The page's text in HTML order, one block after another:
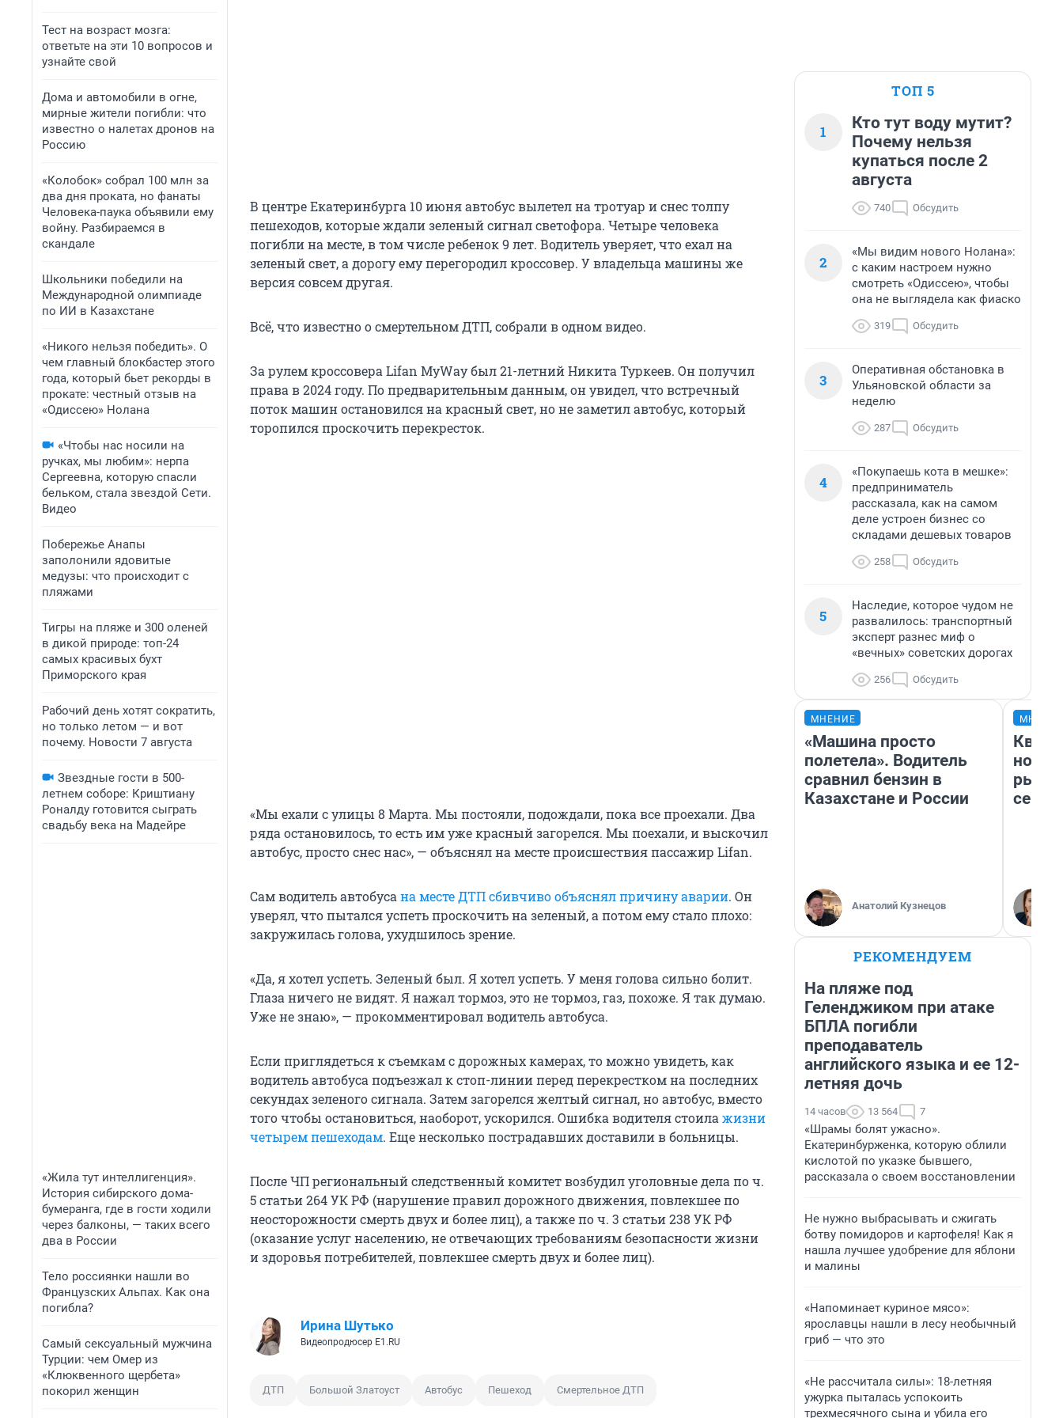
Тест на возраст мозга:
ответьте на эти 10 вопросов и
узнайте свой
Дома и автомобили в огне,
мирные жители погибли: что
известно о налетах дронов на
Россию
«Колобок» собрал 100 млн за
два дня проката, но фанаты
Человека-паука объявили ему
войну. Разбираемся в
скандале
Школьники победили на
Международной олимпиаде
по ИИ в Казахстане
«Никого нельзя победить». О
чем главный блокбастер этого
года, который бьет рекорды в
прокате: честный отзыв на
«Одиссею» Нолана
«Чтобы нас носили на
ручках, мы любим»: нерпа
Сергеевна, которую спасли
бельком, стала звездой Сети.
Видео
Побережье Анапы
заполонили ядовитые
медузы: что происходит с
пляжами
Тигры на пляже и 300 оленей
в дикой природе: топ-24
самых красивых бухт
Приморского края
Рабочий день хотят сократить,
но только летом — и вот
почему. Новости 7 августа
Звездные гости в 500-
летнем соборе: Криштиану
Роналду готовится сыграть
свадьбу века на Мадейре
«Жила тут интеллигенция».
История сибирского дома-
бумеранга, где в гости ходили
через балконы, — таких всего
два в России
Тело россиянки нашли во
Французских Альпах. Как она
погибла?
Самый сексуальный мужчина
Турции: чем Омер из
«Клюквенного щербета»
покорил женщин
В центре Екатеринбурга 10 июня автобус вылетел на тротуар и снес толпу
пешеходов, которые ждали зеленый сигнал светофора. Четыре человека
погибли на месте, в том числе ребенок 9 лет. Водитель уверяет, что ехал на
зеленый свет, а дорогу ему перегородил кроссовер. У владельца машины же
версия совсем другая.
Всё, что известно о смертельном ДТП, собрали в одном видео.
За рулем кроссовера Lifan MyWay был 21-летний Никита Туркеев. Он получил
права в 2024 году. По предварительным данным, он увидел, что встречный
поток машин остановился на красный свет, но не заметил автобус, который
торопился проскочить перекресток.
«Мы ехали с улицы 8 Марта. Мы постояли, подождали, пока все проехали. Два
ряда остановилось, то есть им уже красный загорелся. Мы поехали, и выскочил
автобус, просто снес нас», — объяснял на месте происшествия пассажир Lifan.
Сам водитель автобуса на месте ДТП сбивчиво объяснял причину аварии. Он
уверял, что пытался успеть проскочить на зеленый, а потом ему стало плохо:
закружилась голова, ухудшилось зрение.
«Да, я хотел успеть. Зеленый был. Я хотел успеть. У меня голова сильно болит.
Глаза ничего не видят. Я нажал тормоз, это не тормоз, газ, похоже. Я так думаю.
Уже не знаю», — прокомментировал водитель автобуса.
Если приглядеться к съемкам с дорожных камерах, то можно увидеть, как
водитель автобуса подъезжал к стоп-линии перед перекрестком на последних
секундах зеленого сигнала. Затем загорелся желтый сигнал, но автобус, вместо
того чтобы остановиться, наоборот, ускорился. Ошибка водителя стоила жизни
четырем пешеходам. Еще несколько пострадавших доставили в больницы.
После ЧП региональный следственный комитет возбудил уголовные дела по ч.
5 статьи 264 УК РФ (нарушение правил дорожного движения, повлекшее по
неосторожности смерть двух и более лиц), а также по ч. 3 статьи 238 УК РФ
(оказание услуг населению, не отвечающих требованиям безопасности жизни
и здоровья потребителей, повлекшее смерть двух и более лиц).
Ирина Шутько
Видеопродюсер E1.RU
ДТП Большой Златоуст Автобус Пешеход Смертельное ДТП
ТОП 5
1
Кто тут воду мутит?
Почему нельзя
купаться после 2
августа
740 Обсудить
2
«Мы видим нового Нолана»:
с каким настроем нужно
смотреть «Одиссею», чтобы
она не выглядела как фиаско
319 Обсудить
3
Оперативная обстановка в
Ульяновской области за
неделю
287 Обсудить
4
«Покупаешь кота в мешке»:
предприниматель
рассказала, как на самом
деле устроен бизнес со
складами дешевых товаров
258 Обсудить
5
Наследие, которое чудом не
развалилось: транспортный
эксперт разнес миф о
«вечных» советских дорогах
256 Обсудить
МНЕНИЕ
«Машина просто
полетела». Водитель
сравнил бензин в
Казахстане и России
Анатолий Кузнецов
но
РЕКОМЕНДУЕМ
На пляже под
Геленджиком при атаке
БПЛА погибли
преподаватель
английского языка и ее 12-
летняя дочь
14 часов 13 564 7
«Шрамы болят ужасно».
Екатеринбурженка, которую облили
кислотой по указке бывшего,
рассказала о своем восстановлении
Не нужно выбрасывать и сжигать
ботву помидоров и картофеля! Как я
нашла лучшее удобрение для яблони
и малины
«Напоминает куриное мясо»:
ярославцы нашли в лесу необычный
гриб — что это
«Не рассчитала силы»: 18-летняя
ужурка пыталась успокоить
трехмесячного сына и убила его